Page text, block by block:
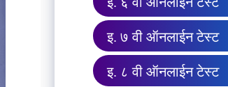
इ. ७ वी ऑनलाईन टेस्ट
इ. ८ वी ऑनलाईन टेस्ट